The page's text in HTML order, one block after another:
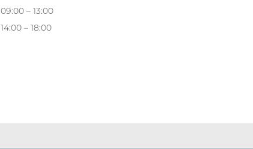
09:00 – 13:00
14:00 – 18:00